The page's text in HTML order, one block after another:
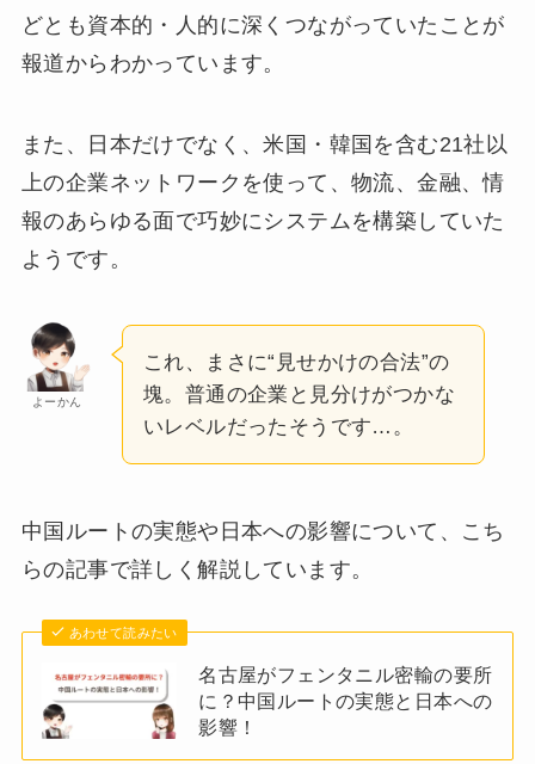
どとも資本的・人的に深くつながっていたことが
報道からわかっています。
また、日本だけでなく、米国・韓国を含む21社以
上の企業ネットワークを使って、物流、金融、情
報のあらゆる面で巧妙にシステムを構築していた
ようです。
よーかん
これ、まさに“見せかけの合法”の
塊。普通の企業と見分けがつかな
いレベルだったそうです…。
中国ルートの実態や日本への影響について、こち
らの記事で詳しく解説しています。
あわせて読みたい
名古屋がフェンタニル密輸の要所
に？中国ルートの実態と日本への
影響！